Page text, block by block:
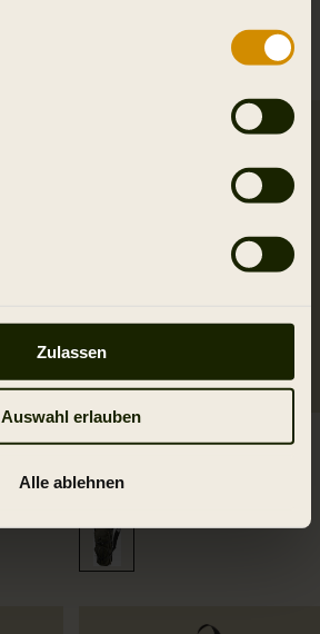
Zulassen
Auswahl erlauben
Alle ablehnen
Alta Rucksack aus